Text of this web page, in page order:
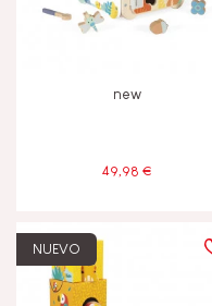
new
49,98 €
NUEVO